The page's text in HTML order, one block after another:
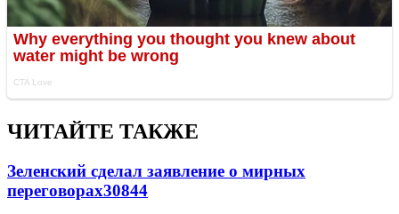
ЧИТАЙТЕ ТАКЖЕ
Зеленский сделал заявление о мирных
переговорах30844